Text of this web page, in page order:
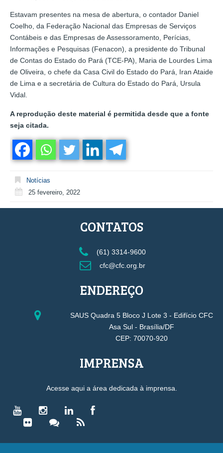
Estavam presentes na mesa de abertura, o contador Daniel
Coelho, da Federação Nacional das Empresas de Serviços
Contábeis e das Empresas de Assessoramento, Perícias,
Informações e Pesquisas (Fenacon), a presidente do Tribunal
de Contas do Estado do Pará (TCE-PA), Maria de Lourdes Lima
de Oliveira, o chefe da Casa Civil do Estado do Pará, Iran Ataide
de Lima e a secretária de Cultura do Estado do Pará, Ursula
Vidal.
A reprodução deste material é permitida desde que a fonte
seja citada.
Notícias
25 fevereiro, 2022
CONTATOS
(61) 3314-9600
cfc@cfc.org.br
ENDEREÇO
SAUS Quadra 5 Bloco J Lote 3 - Edifício CFC
Asa Sul - Brasília/DF
CEP: 70070-920
IMPRENSA
Acesse aqui a área dedicada à imprensa.